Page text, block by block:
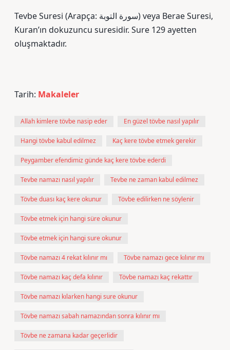
Tevbe Suresi (Arapça: سورة التوبة) veya Berae Suresi,
Kuran’ın dokuzuncu suresidir. Sure 129 ayetten
oluşmaktadır.
Tarih: Makaleler
Allah kimlere tövbe nasip eder En güzel tövbe nasıl yapılır
Hangi tövbe kabul edilmez Kaç kere tövbe etmek gerekir
Peygamber efendimiz günde kaç kere tövbe ederdi
Tevbe namazı nasıl yapılır Tevbe ne zaman kabul edilmez
Tövbe duası kaç kere okunur Tövbe edilirken ne söylenir
Tövbe etmek için hangi süre okunur
Tövbe etmek için hangi sure okunur
Tövbe namazı 4 rekat kılınır mı Tövbe namazı gece kılınır mı
Tövbe namazı kaç defa kılınır Tövbe namazı kaç rekattır
Tövbe namazı kılarken hangi sure okunur
Tövbe namazı sabah namazından sonra kılınır mı
Tövbe ne zamana kadar geçerlidir